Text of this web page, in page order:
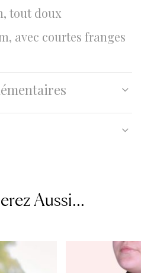
tout doux
avec courtes franges
Aussi...